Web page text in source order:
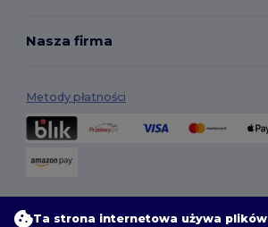
Nasza firma
Metody płatności
Ta strona internetowa używa